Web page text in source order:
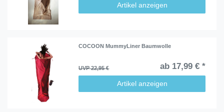
Artikel anzeigen
COCOON MummyLiner Baumwolle
UVP 22,95 € ab 17,99 € *
Artikel anzeigen